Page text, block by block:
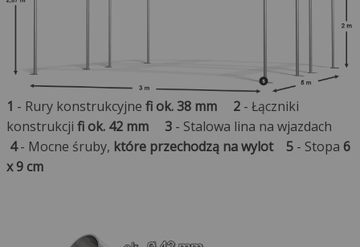
1 - Rury konstrukcyjne fi ok. 38 mm 2- Łączniki
konstrukcji fi ok. 42 mm 3- Stalowa lina na wjazdach
4- Mocne śruby, które przechodzą na wylot 5- Stopa 6
x 9 cm